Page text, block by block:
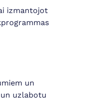
izmantojot
un
uzlabotu